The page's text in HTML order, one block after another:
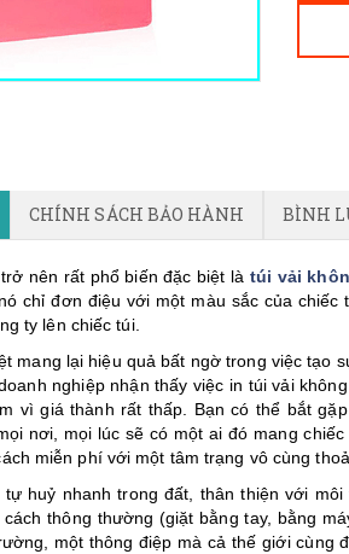
CHÍNH SÁCH BẢO HÀNH BÌNH
nên rất phổ biến đặc biệt là túi vải
chỉ đơn điệu với một màu sắc của
ty lên chiếc túi.
mang lại hiệu quả bất ngờ trong việc tạo
nghiệp nhận thấy việc in túi vải
vì giá thành rất thấp. Bạn có thể bắt
nơi, mọi lúc sẽ có một ai đó mang
miễn phí với một tâm trạng vô cùng
tự huỷ nhanh trong đất, thân thiện với
thông thường (giặt bằng tay, bằng
một thông điệp mà cả thế giới cùng